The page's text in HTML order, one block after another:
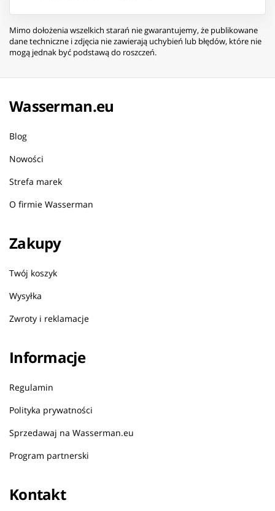
Mimo dołożenia wszelkich starań nie gwarantujemy, że publikowane
dane techniczne i zdjęcia nie zawierają uchybień lub błędów, które nie
mogą jednak być podstawą do roszczeń.
Wasserman.eu
Blog
Nowości
Strefa marek
O firmie Wasserman
Zakupy
Twój koszyk
Wysyłka
Zwroty i reklamacje
Informacje
Regulamin
Polityka prywatności
Sprzedawaj na Wasserman.eu
Program partnerski
Kontakt